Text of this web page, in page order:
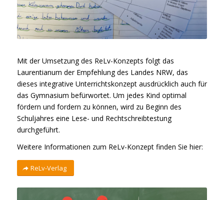
Mit der Umsetzung des ReLv-Konzepts folgt das
Laurentianum der Empfehlung des Landes NRW, das
dieses integrative Unterrichtskonzept ausdrücklich auch für
das Gymnasium befürwortet. Um jedes Kind optimal
fördern und fordern zu können, wird zu Beginn des
Schuljahres eine Lese- und Rechtschreibtestung
durchgeführt.
Weitere Informationen zum ReLv-Konzept finden Sie hier:
ReLv-Verlag